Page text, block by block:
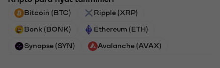
Bitcoin (BTC) Ripple (XRP)
Bonk (BONK) Ethereum (ETH)
Synapse (SYN) Avalanche (AVAX)